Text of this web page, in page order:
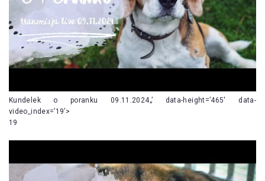
Kundelek o poranku 09.11.2024„’ data-height=’465′ data-
video_index=’19’>
19